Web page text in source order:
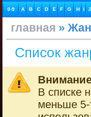
0-9 A B C D E F G H I J
главная »
Список
В списке
меньше 5-